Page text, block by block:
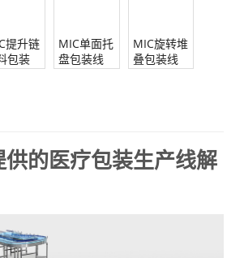
提升链
包装
MIC单面托
盘包装线
MIC旋转堆
叠包装线
的医疗包装生产线解